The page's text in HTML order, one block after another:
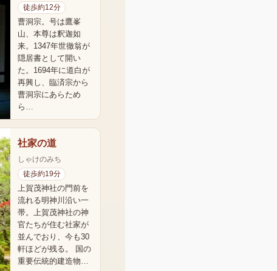
徒歩約12分
曹洞宗。号は鷹峯
山、本尊は釈迦如
来。1347年世徹翁が
隠居書として開い
た。1694年に道白が
再興し、臨済宗から
曹洞宗にあらため
ら…
社家の道
しゃけのみち
徒歩約19分
上賀茂神社の門前を
流れる明神川沿い一
帯。上賀茂神社の神
官たちが住む社家が
並んでおり、今も30
軒ほどが残る。 国の
重要伝統的建造物…